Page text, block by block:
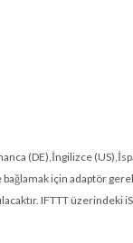
(DE),İngilizce
için adaptör
IFTTT üzerindeki